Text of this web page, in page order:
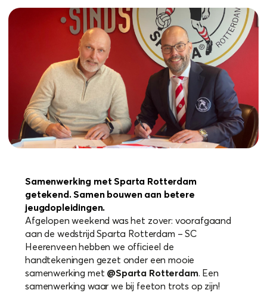
Samenwerking met Sparta Rotterdam
getekend. Samen bouwen aan betere
jeugdopleidingen.
Afgelopen weekend was het zover: voorafgaand
aan de wedstrijd Sparta Rotterdam – SC
Heerenveen hebben we officieel de
handtekeningen gezet onder een mooie
samenwerking met @Sparta Rotterdam. Een
samenwerking waar we bij feeton trots op zijn!